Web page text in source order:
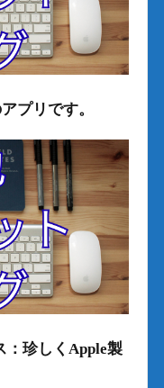
プリです。
：珍しくApple製